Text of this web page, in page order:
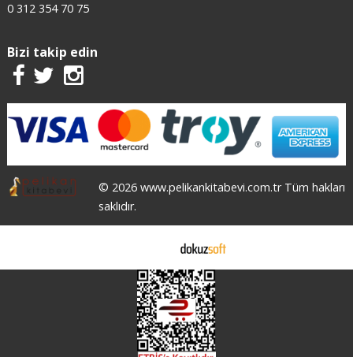
0 312 354 70 75
Bizi takip edin
© 2026 www.pelikankitabevi.com.tr Tüm hakları
saklıdır.